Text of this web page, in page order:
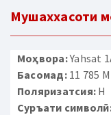
Мушаххасоти
Моҳвора:Yahsat
Басомад:11 785
Поляризатсия: H
Суръати